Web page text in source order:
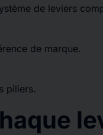
de leviers
de marque.
piliers.